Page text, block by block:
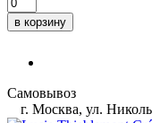
в корзину
Самовывоз
г. Москва, ул.